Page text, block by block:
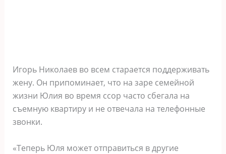
Игорь Николаев во всем старается поддерживать
жену. Он припоминает, что на заре семейной
жизни Юлия во время ссор часто сбегала на
съемную квартиру и не отвечала на телефонные
звонки.
«Теперь Юля может отправиться в другие